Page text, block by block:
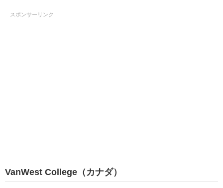
スポンサーリンク
VanWest College（カナダ）